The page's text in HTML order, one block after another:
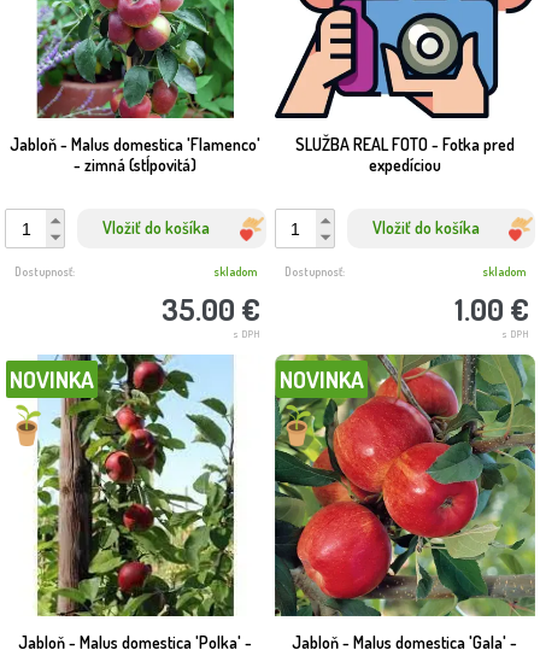
Jabloň - Malus domestica 'Flamenco'
- zimná (stĺpovitá)
Vložiť do košíka
35.00 €
s DPH
Dostupnosť: skladom
SLUŽBA REAL FOTO - Fotka pred
expedíciou
Vložiť do košíka
1.00 €
s DPH
Dostupnosť: skladom
Jabloň - Malus domestica 'Polka' -
NOVINKA
Jabloň - Malus domestica 'Gala' -
NOVINKA